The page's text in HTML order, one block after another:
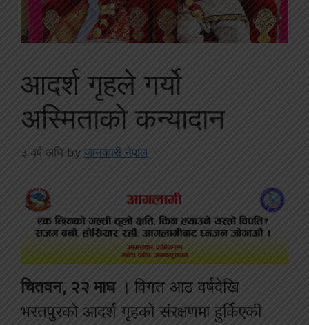
आदर्श गृहले गर्यो
अस्मिताको कन्यादान
३ वर्ष अघि by जानकारी नेपाल
चितवन, २२ माघ । विगत आठ वर्षदेखि
भरतपुरको आदर्श गृहको संरक्षणमा हुर्किएकी